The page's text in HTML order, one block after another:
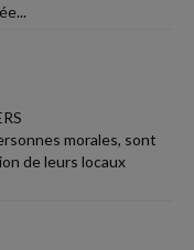
morales, sont
de leurs locaux